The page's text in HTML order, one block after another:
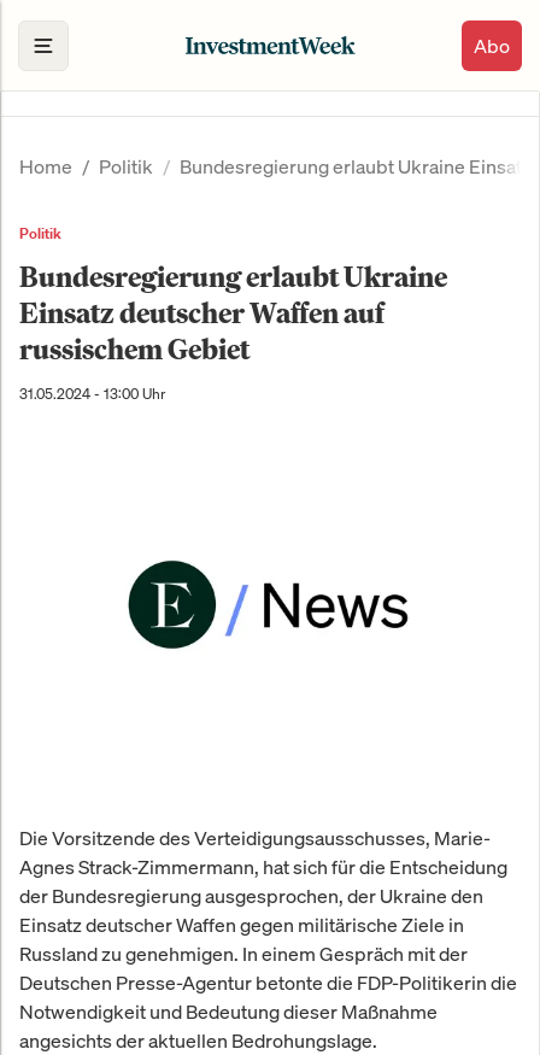
Abo
Home Politik Bundesregierung erlaubt Ukraine
Politik
Bundesregierung erlaubt Ukraine
Einsatz deutscher Waffen auf
russischem Gebiet
31.05.2024 - 13:00 Uhr
Die Vorsitzende des Verteidigungsausschusses, Marie-
Agnes Strack-Zimmermann, hat sich für die Entscheidung
der Bundesregierung ausgesprochen, der Ukraine den
Einsatz deutscher Waffen gegen militärische Ziele in
Russland zu genehmigen. In einem Gespräch mit der
Deutschen Presse-Agentur betonte die FDP-Politikerin die
Notwendigkeit und Bedeutung dieser Maßnahme
angesichts der aktuellen Bedrohungslage.